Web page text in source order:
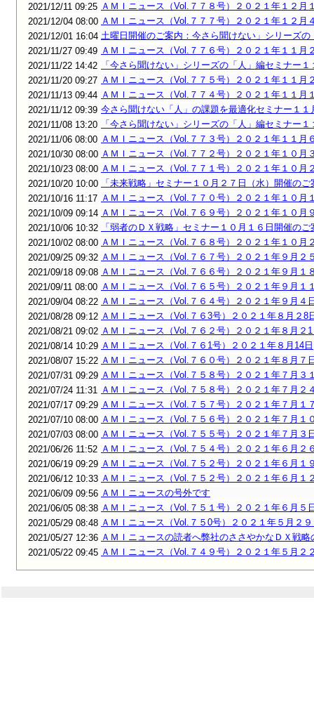
2021/12/11 09:25 ＡＭＩニュース（Vol.７７８号）２０２１年１２月
2021/12/04 08:00 ＡＭＩニュース（Vol.７７７号）２０２１年１２月
2021/12/01 16:04 土曜日開催のご案内：今さら聞けない」シリーズ
2021/11/27 09:49 ＡＭＩニュース（Vol.７７６号）２０２１年１１月
2021/11/22 14:42
「今さら聞けない」シリーズの「人」編セミナー
2021/11/20 09:27 ＡＭＩニュース（Vol.７７５号）２０２１年１１月
2021/11/13 09:44 ＡＭＩニュース（Vol.７７４号）２０２１年１１月
2021/11/12 09:39 今さら聞けない「人」の課題を最適化セミナー１
2021/11/08 13:20
「今さら聞けない」シリーズの「人」編セミナー
2021/11/06 08:00 ＡＭＩニュース（Vol.７７３号）２０２１年１１月
2021/10/30 08:00 ＡＭＩニュース（Vol.７７２号）２０２１年１０月
2021/10/23 08:00 ＡＭＩニュース（Vol.７７１号）２０２１年１０月
2021/10/20 10:00
「未来戦略」セミナー１０月２７日（水）開催のご
2021/10/16 11:17 ＡＭＩニュース（Vol.７７０号）２０２１年１０月
2021/10/09 09:14 ＡＭＩニュース（Vol.７６９号）２０２１年１０月
2021/10/06 10:32
「弱者のＤＸ戦略」セミナー１０月１６日開催のご
2021/10/02 08:00 ＡＭＩニュース（Vol.７６８号）２０２１年１０月
2021/09/25 09:32 ＡＭＩニュース（Vol.７６７号）２０２１年９月２
2021/09/18 09:08 ＡＭＩニュース（Vol.７６６号）２０２１年９月１
2021/09/11 08:00 ＡＭＩニュース（Vol.７６５号）２０２１年９月１
2021/09/04 08:22 ＡＭＩニュース（Vol.７６４号）２０２１年９月４
2021/08/28 09:12 ＡＭＩニュース（Vol.７６3号）２０２１年８月２8
2021/08/21 09:02 ＡＭＩニュース（Vol.７６２号）２０２１年８月２
2021/08/14 10:29 ＡＭＩニュース（Vol.７６1号）２０２１年８月14日
2021/08/07 15:22 ＡＭＩニュース（Vol.７６０号）２０２１年８月７
2021/07/31 09:29 ＡＭＩニュース（Vol.７５８号）２０２１年７月３
2021/07/24 11:31 ＡＭＩニュース（Vol.７５８号）２０２１年７月２
2021/07/17 09:29 ＡＭＩニュース（Vol.７５７号）２０２１年７月１
2021/07/10 08:00 ＡＭＩニュース（Vol.７５６号）２０２１年７月１
2021/07/03 08:00 ＡＭＩニュース（Vol.７５５号）２０２１年７月３
2021/06/26 11:52 ＡＭＩニュース（Vol.７５４号）２０２１年６月２
2021/06/19 09:29 ＡＭＩニュース（Vol.７５２号）２０２１年６月１
2021/06/12 10:33 ＡＭＩニュース（Vol.７５２号）２０２１年６月１
2021/06/09 09:56 ＡＭＩニュースの号外です
2021/06/05 08:38 ＡＭＩニュース（Vol.７５１号）２０２１年６月５
2021/05/29 08:48 ＡＭＩニュース（Vol.７５0号）２０２１年５月２
2021/05/27 12:36 ＡＭＩニュースの読者へ弊社のささやかなＤＸ戦略
2021/05/22 09:45 ＡＭＩニュース（Vol.７４９号）２０２１年５月２